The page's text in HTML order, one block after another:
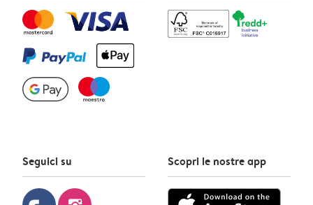
Seguici su Scopri le nostre app